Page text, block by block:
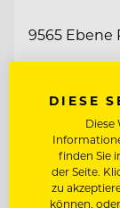
9565 Ebene
SOUS CHEF
Entdecke alle
DIESE
Diese
finden Sie
der Seite.
zu
können,